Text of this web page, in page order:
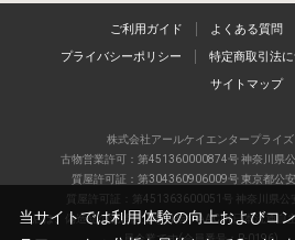
ご利用ガイド よくある質問
プライバシーポリシー 特定商取引法
サイトマップ
株式会社アールケイエンタープライズ
古物営業許可：第451360000874号 神奈川県
質屋許可証：第304360906009号 東京都公
質屋許可証：第451363600051号 神奈川県公
当店は、偽造品の流通防止を目指すAACD(日本流通自
当サイトでは利用体験の向上およびコ